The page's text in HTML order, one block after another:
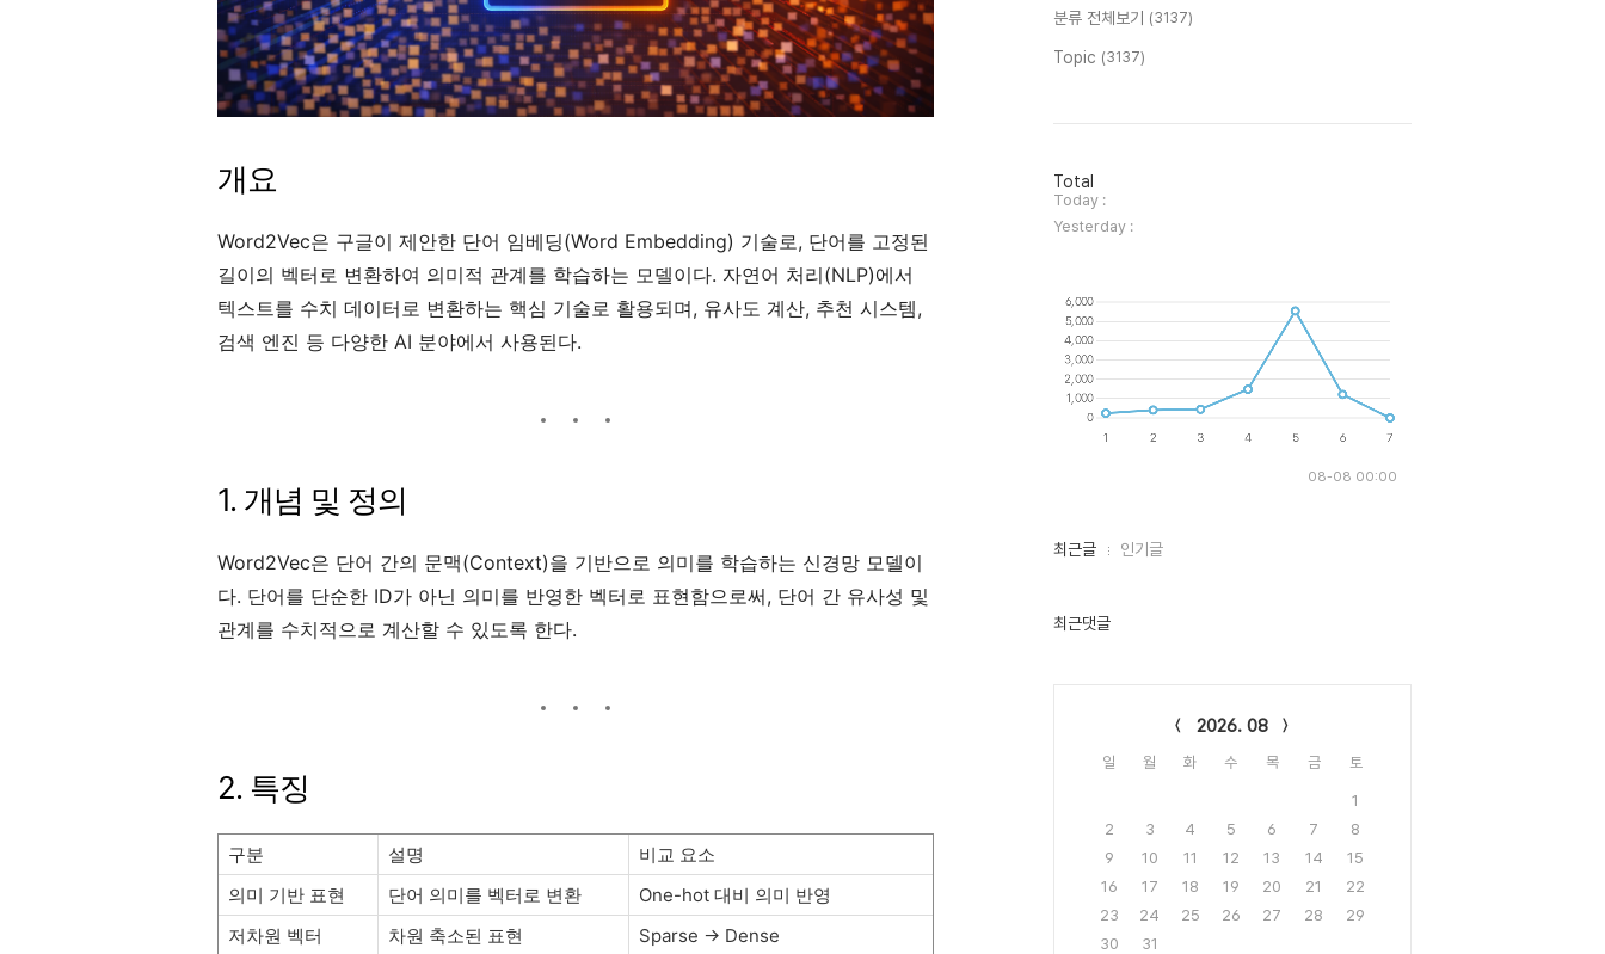
개요
Word2Vec은 구글이 제안한 단어 임베딩(Word Embedding) 기술로, 단어를 고정된
길이의 벡터로 변환하여 의미적 관계를 학습하는 모델이다. 자연어 처리(NLP)에서
텍스트를 수치 데이터로 변환하는 핵심 기술로 활용되며, 유사도 계산, 추천 시스템,
검색 엔진 등 다양한 AI 분야에서 사용된다.
1. 개념 및 정의
Word2Vec은 단어 간의 문맥(Context)을 기반으로 의미를 학습하는 신경망 모델이
다. 단어를 단순한 ID가 아닌 의미를 반영한 벡터로 표현함으로써, 단어 간 유사성 및
관계를 수치적으로 계산할 수 있도록 한다.
2. 특징
구분 설명
비교 요소
의미 기반 표현
단어 의미를 벡터로 변환
One-hot 대비 의미 반영
저차원 벡터
차원 축소된 표현
Sparse → Dense
분류 전체보기 (3137)
Topic (3137)
방
문
자
수
Total
Today :
Yesterday :
08-08 00:00
최
인
최근글 인기글
최근댓글
2026. 08
일 월 화 수 목 금 토
1
2
3 4 5 6 7
8
9
10 11 12 13 14
15
16
17 18 19 20 21
22
23
24 25 26 27 28
29
30
31